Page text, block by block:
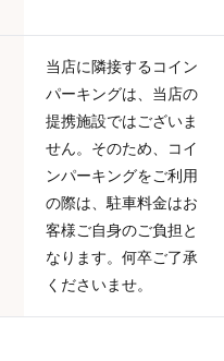
当店に隣接するコイン
パーキングは、当店の
提携施設ではございま
せん。そのため、コイ
ンパーキングをご利用
の際は、駐車料金はお
客様ご自身のご負担と
なります。何卒ご了承
くださいませ。